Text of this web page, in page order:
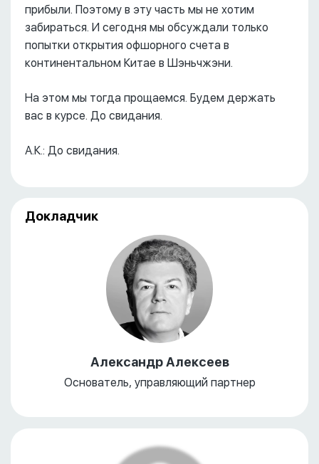
прибыли. Поэтому в эту часть мы не хотим
забираться. И сегодня мы обсуждали только
попытки открытия офшорного счета в
континентальном Китае в Шэньчжэни.
На этом мы тогда прощаемся. Будем держать
вас в курсе. До свидания.
А.К.: До свидания.
Докладчик
Александр Алексеев
Основатель, управляющий партнер